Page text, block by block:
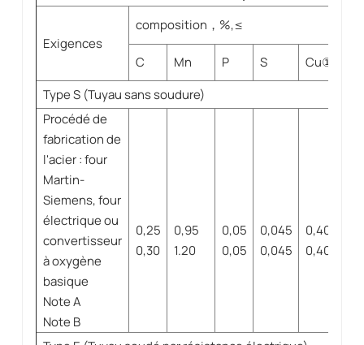
Exigences
composition ， %,≤
C Mn P S Cu①
Type S (Tuyau sans soudure)
Procédé de
fabrication de
l'acier : four
Martin-
Siemens, four
électrique ou
convertisseur
à oxygène
basique
Note A
Note B
0,25
0,30
0,95
1.20
0,05
0,05
0,045
0,045
0,40
0,40